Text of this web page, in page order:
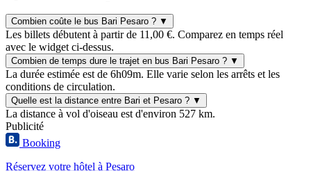
Combien coûte le bus Bari Pesaro ? ▼
Les billets débutent à partir de 11,00 €. Comparez en temps réel
avec le widget ci-dessus.
Combien de temps dure le trajet en bus Bari Pesaro ? ▼
La durée estimée est de 6h09m. Elle varie selon les arrêts et les
conditions de circulation.
Quelle est la distance entre Bari et Pesaro ? ▼
La distance à vol d'oiseau est d'environ 527 km.
Publicité
Booking
Réservez votre hôtel à Pesaro